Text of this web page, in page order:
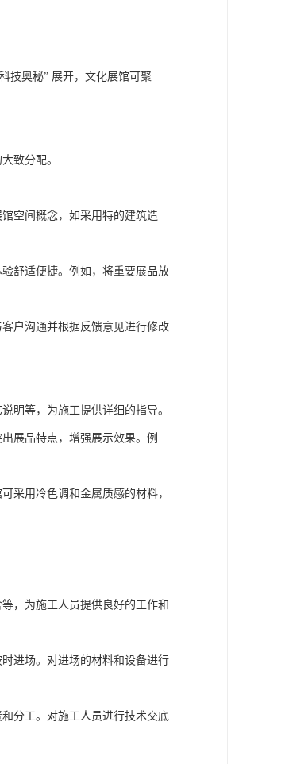
技奥秘” 展开，文化展馆可聚
致分配。
空间概念，如采用特的建筑造
舒适便捷。例如，将重要展品放
户沟通并根据反馈意见进行修改
明等，为施工提供详细的指导。
展品特点，增强展示效果。例
采用冷色调和金属质感的材料，
，为施工人员提供良好的工作和
进场。对进场的材料和设备进行
分工。对施工人员进行技术交底